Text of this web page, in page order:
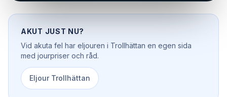
AKUT JUST NU?
Vid akuta fel har eljouren i Trollhättan en egen sida
med jourpriser och råd.
Eljour Trollhättan